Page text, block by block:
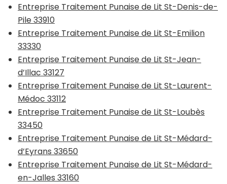
Entreprise Traitement Punaise de Lit St-Denis-de-
Pile 33910
Entreprise Traitement Punaise de Lit St-Emilion
33330
Entreprise Traitement Punaise de Lit St-Jean-
d’Illac 33127
Entreprise Traitement Punaise de Lit St-Laurent-
Médoc 33112
Entreprise Traitement Punaise de Lit St-Loubès
33450
Entreprise Traitement Punaise de Lit St-Médard-
d’Eyrans 33650
Entreprise Traitement Punaise de Lit St-Médard-
en-Jalles 33160